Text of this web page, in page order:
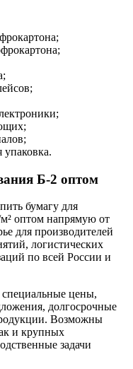
Б-2 оптом
бумагу для
оптом напрямую от
для производителей
логистических
по всей России и
цены,
долгосрочные
Возможны
и крупных
задачи